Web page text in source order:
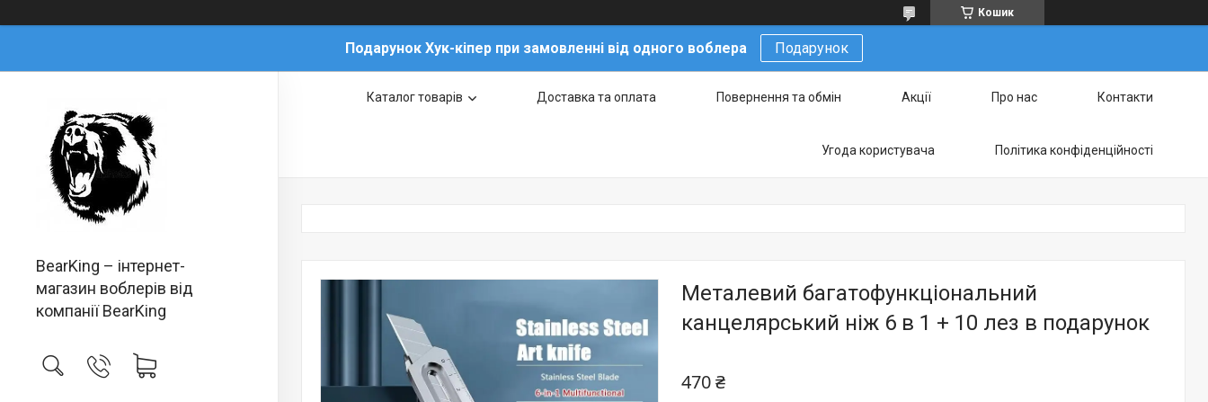
Кошик
Подарунок Хук-кіпер при замовленні від одного воблера Подарунок
BearKing – інтернет-
магазин воблерів від
компанії BearKing
Каталог товарів Доставка та оплата Повернення та обмін Акції Про нас Контакти
Угода користувача Політика конфіденційності
Металевий багатофункціональний
канцелярський ніж 6 в 1 + 10 лез в подарунок
470 ₴